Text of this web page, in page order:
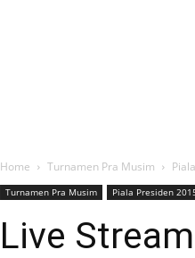
Home Turnamen Pra Musim
Turnamen Pra Musim Piala Presiden
Live